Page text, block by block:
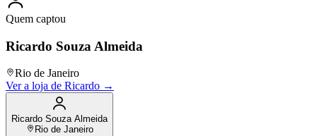
Quem captou
Ricardo Souza Almeida
Rio de Janeiro
Ver a loja de Ricardo →
Ricardo Souza Almeida
Rio de Janeiro